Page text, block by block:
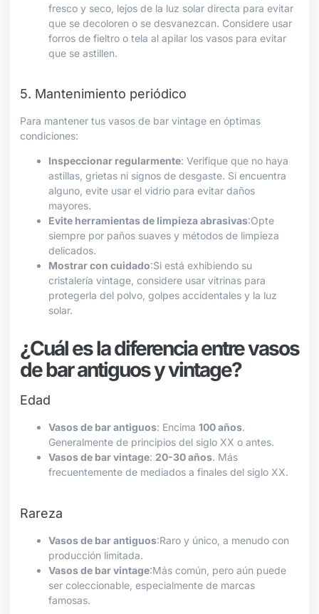
fresco y seco, lejos de la luz solar directa para evitar
que se decoloren o se desvanezcan. Considere usar
forros de fieltro o tela al apilar los vasos para evitar
que se astillen.
5. Mantenimiento periódico
Para mantener tus vasos de bar vintage en óptimas
condiciones:
Inspeccionar regularmente: Verifique que no haya
astillas, grietas ni signos de desgaste. Si encuentra
alguno, evite usar el vidrio para evitar daños
mayores.
Evite herramientas de limpieza abrasivas:Opte
siempre por paños suaves y métodos de limpieza
delicados.
Mostrar con cuidado:Si está exhibiendo su
cristalería vintage, considere usar vitrinas para
protegerla del polvo, golpes accidentales y la luz
solar.
¿Cuál es la diferencia entre vasos
de bar antiguos y vintage?
Edad
Vasos de bar antiguos: Encima 100 años.
Generalmente de principios del siglo XX o antes.
Vasos de bar vintage: 20-30 años. Más
frecuentemente de mediados a finales del siglo XX.
Rareza
Vasos de bar antiguos:Raro y único, a menudo con
producción limitada.
Vasos de bar vintage:Más común, pero aún puede
ser coleccionable, especialmente de marcas
famosas.